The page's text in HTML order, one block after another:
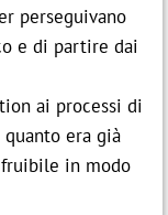
perseguivano
e di partire dai
ai processi di
era già
in modo